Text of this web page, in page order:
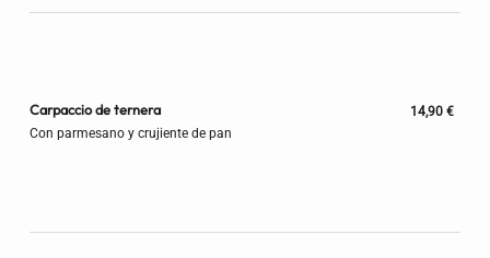
Carpaccio de ternera
Con parmesano y crujiente de pan
14,90 €